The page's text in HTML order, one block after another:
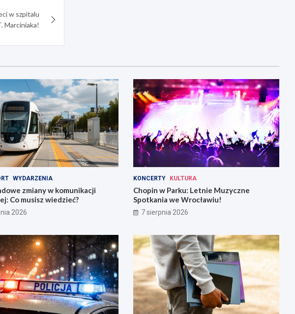
w szpitalu
Marciniaka!
WYDARZENIA
zmiany w komunikacji
Co musisz wiedzieć?
2026
KONCERTY KULTURA
Chopin w Parku: Letnie Muzyczne
Spotkania we Wrocławiu!
7 sierpnia 2026